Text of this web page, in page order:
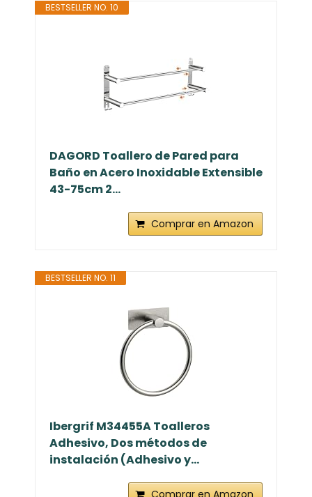
BESTSELLER NO. 10
DAGORD Toallero de Pared para
Baño en Acero Inoxidable Extensible
43-75cm 2...
Comprar en Amazon
BESTSELLER NO. 11
Ibergrif M34455A Toalleros
Adhesivo, Dos métodos de
instalación (Adhesivo y...
Comprar en Amazon